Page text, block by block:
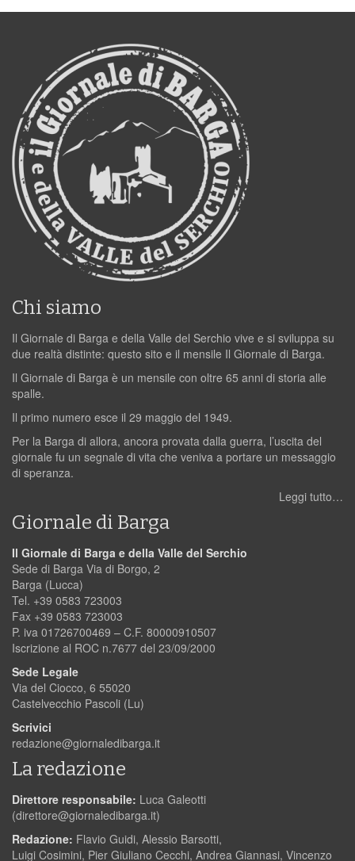
Chi siamo
Il Giornale di Barga e della Valle del Serchio vive e si sviluppa su
due realtà distinte: questo sito e il mensile Il Giornale di Barga.
Il Giornale di Barga è un mensile con oltre 65 anni di storia alle
spalle.
Il primo numero esce il 29 maggio del 1949.
Per la Barga di allora, ancora provata dalla guerra, l’uscita del
giornale fu un segnale di vita che veniva a portare un messaggio
di speranza.
Leggi tutto…
Giornale di Barga
Il Giornale di Barga e della Valle del Serchio
Sede di Barga Via di Borgo, 2
Barga (Lucca)
Tel. +39 0583 723003
Fax +39 0583 723003
P. iva 01726700469 – C.F. 80000910507
Iscrizione al ROC n.7677 del 23/09/2000
Sede Legale
Via del Ciocco, 6 55020
Castelvecchio Pascoli (Lu)
Scrivici
redazione@giornaledibarga.it
La redazione
Direttore responsabile: Luca Galeotti
(direttore@giornaledibarga.it)
Redazione: Flavio Guidi, Alessio Barsotti,
Luigi Cosimini, Pier Giuliano Cecchi, Andrea Giannasi, Vincenzo